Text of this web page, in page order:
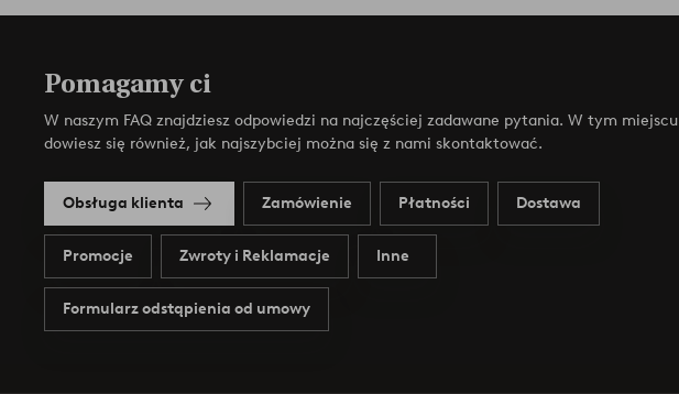
Pomagamy ci
W naszym FAQ znajdziesz odpowiedzi na najczęściej zadawane pytania. W tym miejscu
dowiesz się również, jak najszybciej można się z nami skontaktować.
Obsługa klienta Zamówienie Płatności Dostawa
Promocje Zwroty i Reklamacje Inne
Formularz odstąpienia od umowy